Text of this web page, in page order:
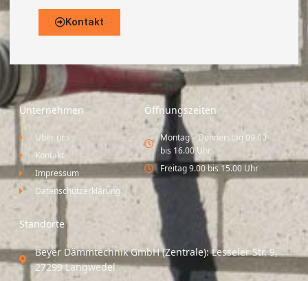
Kontakt
Unternehmen
Über uns
Kontakt
Impressum
Datenschutzerklärung
Öffnungszeiten
Montag – Donnerstag 09.00
bis 16.00 Uhr
Freitag 9.00 bis 15.00 Uhr
Standorte
Beyer Dämmtechnik GmbH (Zentrale): Lesseler Str. 9,
27299 Langwedel